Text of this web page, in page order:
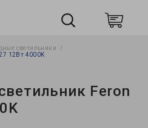
светильники
12Вт 4000K
Feron